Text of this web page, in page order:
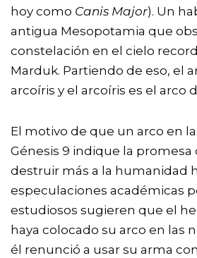
hoy como Canis Major). Un
antigua Mesopotamia que
constelación en el cielo
Marduk. Partiendo de eso, el
arcoíris y el arcoíris es el arco
El motivo de que un arco en
Génesis 9 indique la promesa
destruir más a la humanidad
especulaciones académicas
estudiosos sugieren que el
haya colocado su arco en las
él renunció a usar su arma